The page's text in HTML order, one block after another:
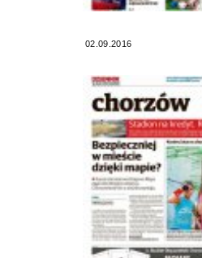
02.09.2016